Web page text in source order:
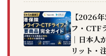
【2026
フ・CTF
｜日本人
リット・